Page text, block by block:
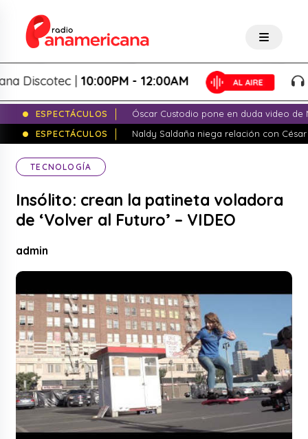
|10:00PM - 12:00AM
ESPECTÁCULOS
Óscar Custodio pone en duda video de
ESPECTÁCULOS
Naldy Saldaña niega relación con
TECNOLOGÍA
Insólito: crean la patineta voladora
de ‘Volver al Futuro’ – VIDEO
admin